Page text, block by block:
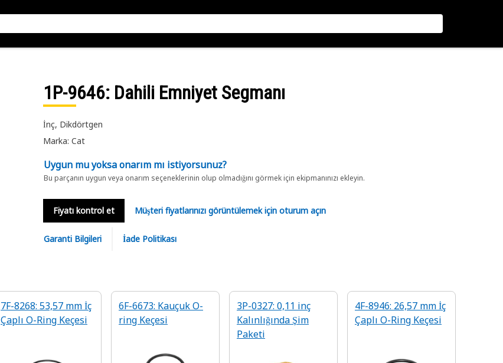
1P-9646: Dahili Emniyet Segmanı
İnç, Dikdörtgen
Marka: Cat
Uygun mu yoksa onarım mı istiyorsunuz?
Bu parçanın uygun veya onarım seçeneklerinin olup olmadığını görmek için ekipmanınızı ekleyin.
Fiyatı kontrol et Müşteri fiyatlarınızı görüntülemek için oturum açın
Garanti Bilgileri İade Politikası
7F-8268: 53,57 mm İç
Çaplı O-Ring Keçesi
6F-6673: Kauçuk O-
ring Keçesi
3P-0327: 0,11 inç
Kalınlığında Şim
Paketi
4F-8946: 26,57 mm İç
Çaplı O-Ring Keçesi